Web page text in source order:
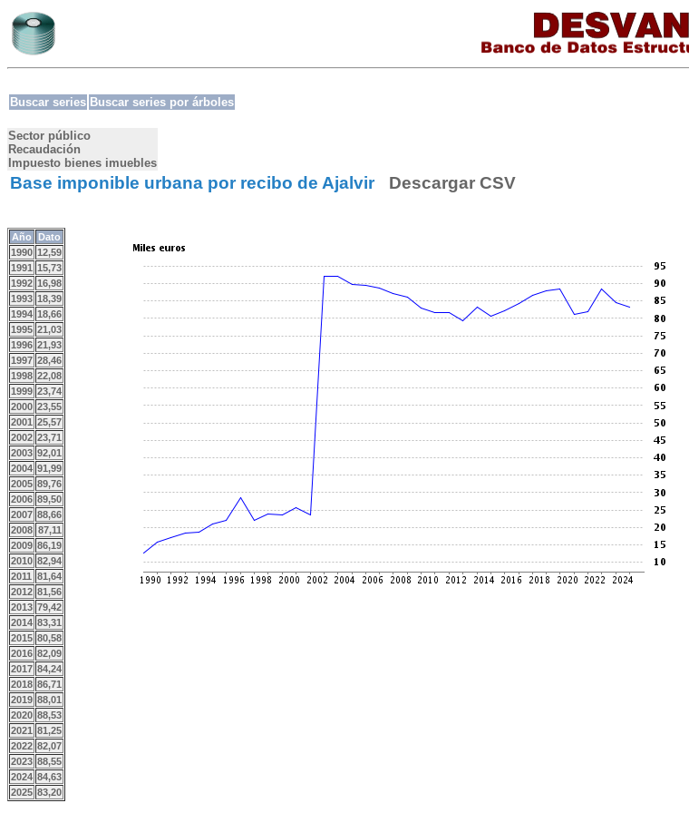
Buscar series Buscar series por árboles
Sector público
Recaudación
Impuesto bienes imuebles
Base imponible urbana por recibo de Ajalvir Descargar CSV
Año
Dato
1990 12,59
1991 15,73
1992 16,98
1993 18,39
1994 18,66
1995 21,03
1996 21,93
1997 28,46
1998 22,08
1999 23,74
2000 23,55
2001 25,57
2002 23,71
2003 92,01
2004 91,99
2005 89,76
2006 89,50
2007 88,66
2008 87,11
2009 86,19
2010 82,94
2011 81,64
2012 81,56
2013 79,42
2014 83,31
2015 80,58
2016 82,09
2017 84,24
2018 86,71
2019 88,01
2020 88,53
2021 81,25
2022 82,07
2023 88,55
2024 84,63
2025 83,20